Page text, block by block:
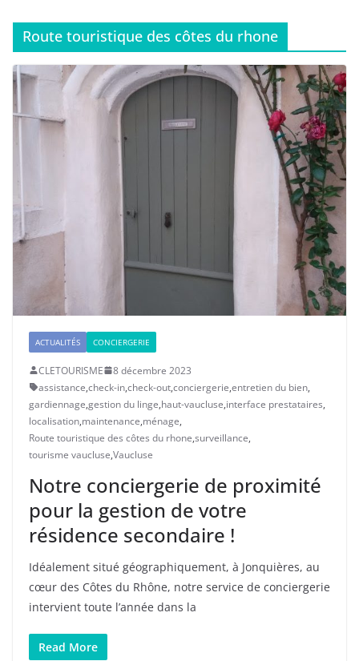
Route touristique des côtes du rhone
ACTUALITÉS CONCIERGERIE
CLETOURISME
8 décembre 2023
assistance,check-in,check-out,conciergerie,entretien du bien,
gardiennage,gestion du linge,haut-vaucluse,interface prestataires,
localisation,maintenance,ménage,
Route touristique des côtes du rhone,surveillance,
tourisme vaucluse,Vaucluse
Notre conciergerie de proximité
pour la gestion de votre
résidence secondaire !
Idéalement situé géographiquement, à Jonquières, au
cœur des Côtes du Rhône, notre service de conciergerie
intervient toute l’année dans la
Read More